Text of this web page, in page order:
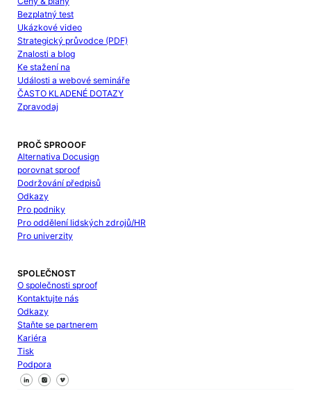
Bezplatný test
Ukázkové video
Strategický průvodce (PDF)
Znalosti a blog
Ke stažení na
Události a webové semináře
ČASTO KLADENÉ DOTAZY
Zpravodaj
PROČ SPROOOF
Alternativa Docusign
porovnat sproof
Dodržování předpisů
Odkazy
Pro podniky
Pro oddělení lidských zdrojů/HR
Pro univerzity
SPOLEČNOST
O společnosti sproof
Kontaktujte nás
Odkazy
Staňte se partnerem
Kariéra
Tisk
Podpora
Sledujte nás na Facebooku
Sledujte nás na X
Sledujte nás na LinkedIn